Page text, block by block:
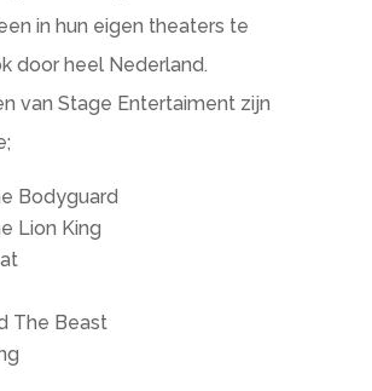
in hun eigen theaters te
door heel Nederland.
van Stage Entertaiment zijn
Bodyguard
Lion King
The Beast